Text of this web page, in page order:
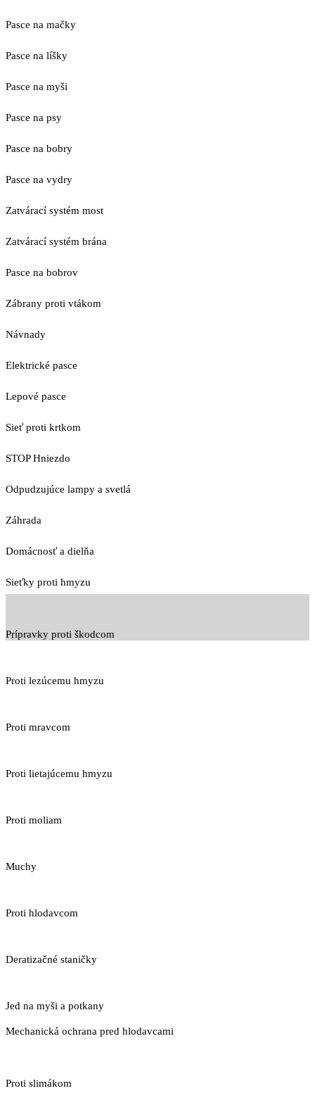
Pasce na mačky
Pasce na líšky
Pasce na myši
Pasce na psy
Pasce na bobry
Pasce na vydry
Zatvárací systém most
Zatvárací systém brána
Pasce na bobrov
Zábrany proti vtákom
Návnady
Elektrické pasce
Lepové pasce
Sieť proti krtkom
STOP Hniezdo
Odpudzujúce lampy a svetlá
Záhrada
Domácnosť a dielňa
Sieťky proti hmyzu
Prípravky proti škodcom
Proti lezúcemu hmyzu
Proti mravcom
Proti lietajúcemu hmyzu
Proti moliam
Muchy
Proti hlodavcom
Deratizačné staničky
Jed na myši a potkany
Mechanická ochrana pred hlodavcami
Proti slimákom